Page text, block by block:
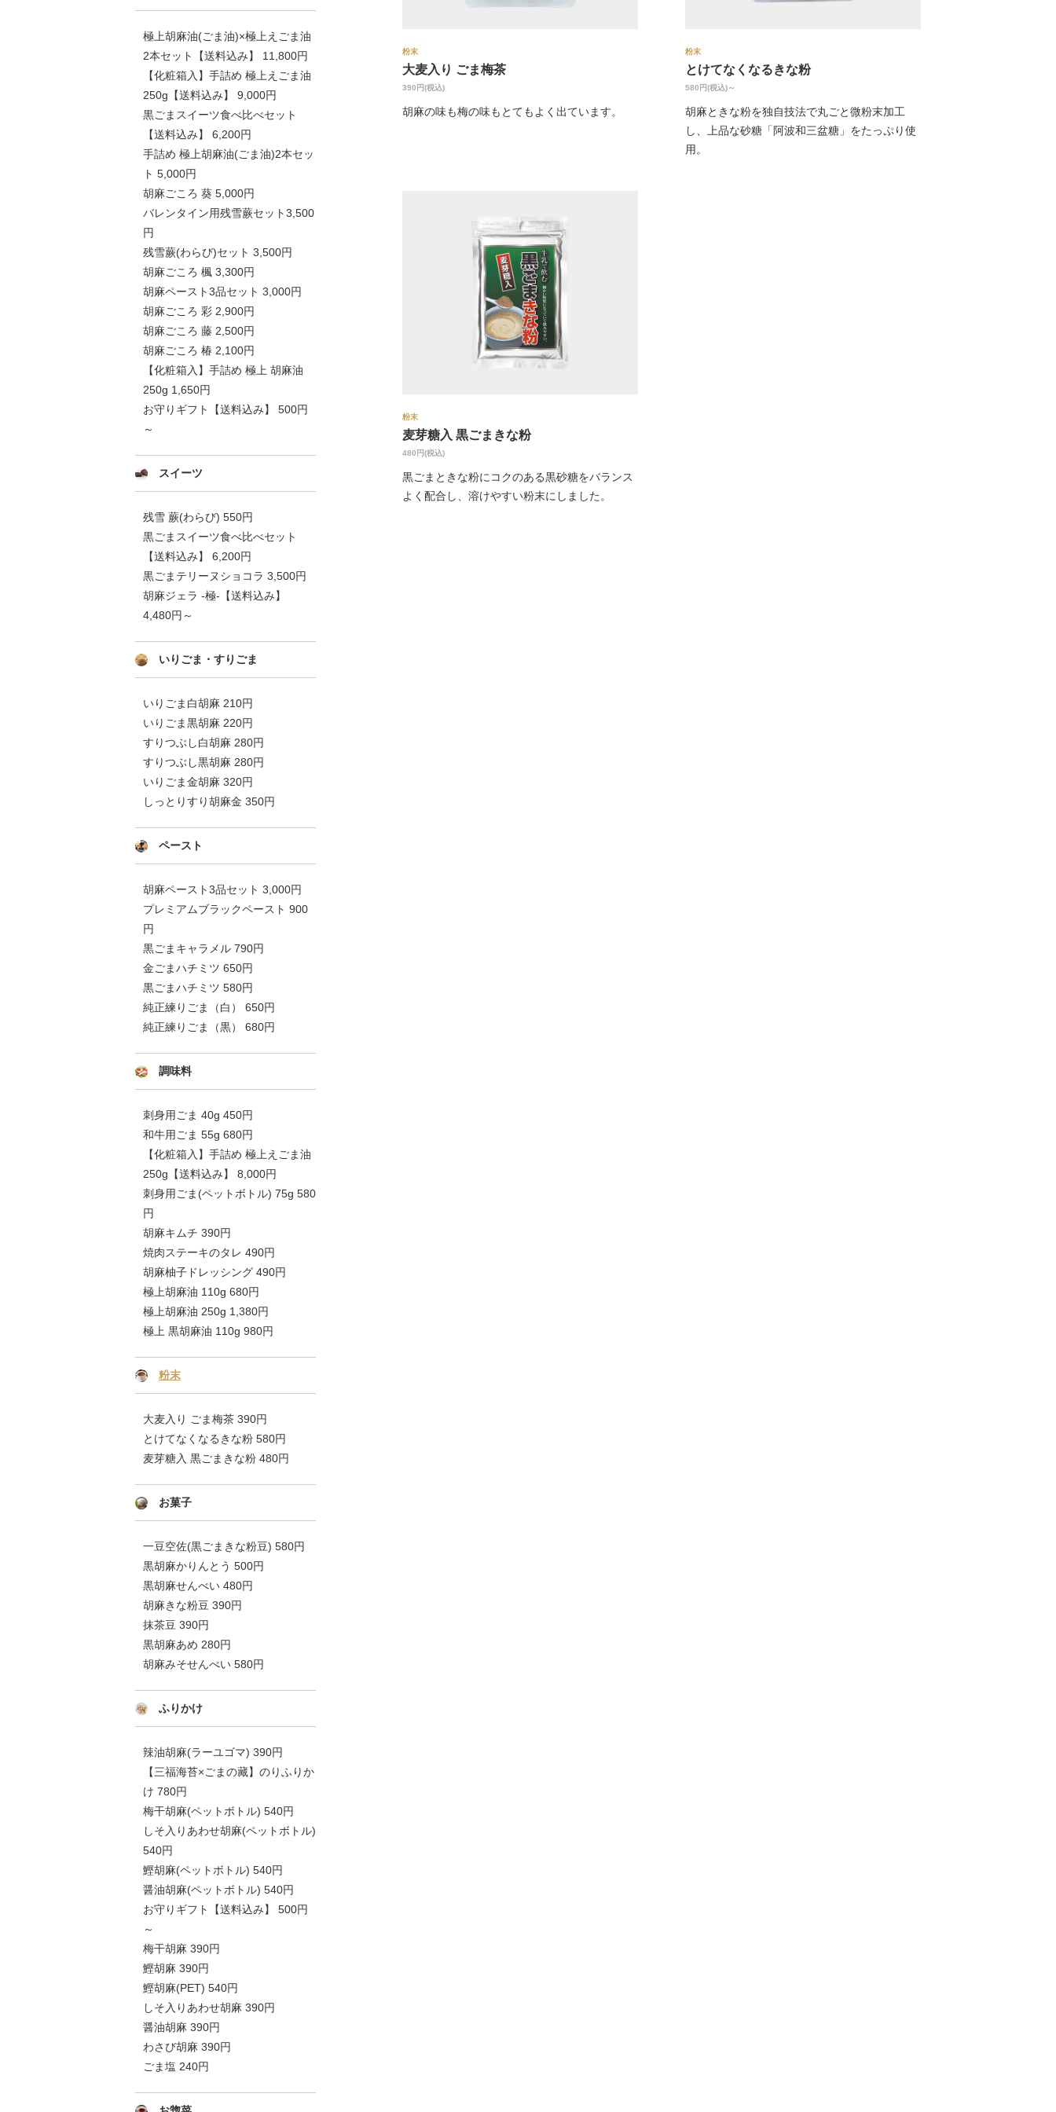
粉末
大麦入り ごま梅茶
390円(税込)
胡麻の味も梅の味もとてもよく出ています。
粉末
とけてなくなるきな粉
580円(税込)～
胡麻ときな粉を独自技法で丸ごと微粉末加工
し、上品な砂糖「阿波和三盆糖」をたっぷり使
用。
粉末
麦芽糖入 黒ごまきな粉
480円(税込)
黒ごまときな粉にコクのある黒砂糖をバランス
よく配合し、溶けやすい粉末にしました。
極上胡麻油(ごま油)×極上えごま油
2本セット【送料込み】 11,800円
【化粧箱入】手詰め 極上えごま油
250g【送料込み】 9,000円
黒ごまスイーツ食べ比べセット
【送料込み】 6,200円
手詰め 極上胡麻油(ごま油)2本セッ
ト 5,000円
胡麻ごころ 葵 5,000円
バレンタイン用残雪蕨セット3,500
円
残雪蕨(わらび)セット 3,500円
胡麻ごころ 楓 3,300円
胡麻ペースト3品セット 3,000円
胡麻ごころ 彩 2,900円
胡麻ごころ 藤 2,500円
胡麻ごころ 椿 2,100円
【化粧箱入】手詰め 極上 胡麻油
250g 1,650円
お守りギフト【送料込み】 500円
～
スイーツ
残雪 蕨(わらび) 550円
黒ごまスイーツ食べ比べセット
【送料込み】 6,200円
黒ごまテリーヌショコラ 3,500円
胡麻ジェラ -極-【送料込み】
4,480円～
いりごま・すりごま
いりごま白胡麻 210円
いりごま黒胡麻 220円
すりつぶし白胡麻 280円
すりつぶし黒胡麻 280円
いりごま金胡麻 320円
しっとりすり胡麻金 350円
ペースト
胡麻ペースト3品セット 3,000円
プレミアムブラックペースト 900
円
黒ごまキャラメル 790円
金ごまハチミツ 650円
黒ごまハチミツ 580円
純正練りごま（白） 650円
純正練りごま（黒） 680円
調味料
刺身用ごま 40g 450円
和牛用ごま 55g 680円
【化粧箱入】手詰め 極上えごま油
250g【送料込み】 8,000円
刺身用ごま(ペットボトル) 75g 580
円
胡麻キムチ 390円
焼肉ステーキのタレ 490円
胡麻柚子ドレッシング 490円
極上胡麻油 110g 680円
極上胡麻油 250g 1,380円
極上 黒胡麻油 110g 980円
粉末
大麦入り ごま梅茶 390円
とけてなくなるきな粉 580円
麦芽糖入 黒ごまきな粉 480円
お菓子
一豆空佐(黒ごまきな粉豆) 580円
黒胡麻かりんとう 500円
黒胡麻せんべい 480円
胡麻きな粉豆 390円
抹茶豆 390円
黒胡麻あめ 280円
胡麻みそせんべい 580円
ふりかけ
辣油胡麻(ラーユゴマ) 390円
【三福海苔×ごまの藏】のりふりか
け 780円
梅干胡麻(ペットボトル) 540円
しそ入りあわせ胡麻(ペットボトル)
540円
鰹胡麻(ペットボトル) 540円
醤油胡麻(ペットボトル) 540円
お守りギフト【送料込み】 500円
～
梅干胡麻 390円
鰹胡麻 390円
鰹胡麻(PET) 540円
しそ入りあわせ胡麻 390円
醤油胡麻 390円
わさび胡麻 390円
ごま塩 240円